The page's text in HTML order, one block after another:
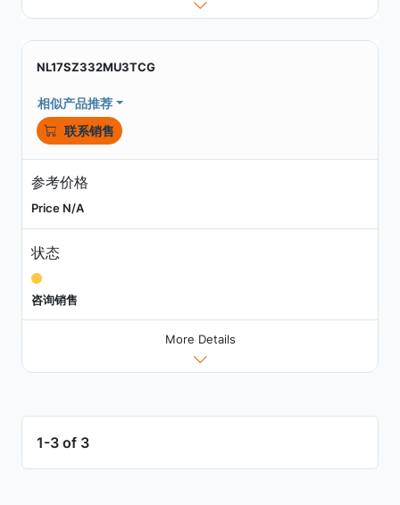
NL17SZ332MU3TCG
相似产品推荐
联系销售
参考价格
Price N/A
状态
咨询销售
More Details
1-3 of 3